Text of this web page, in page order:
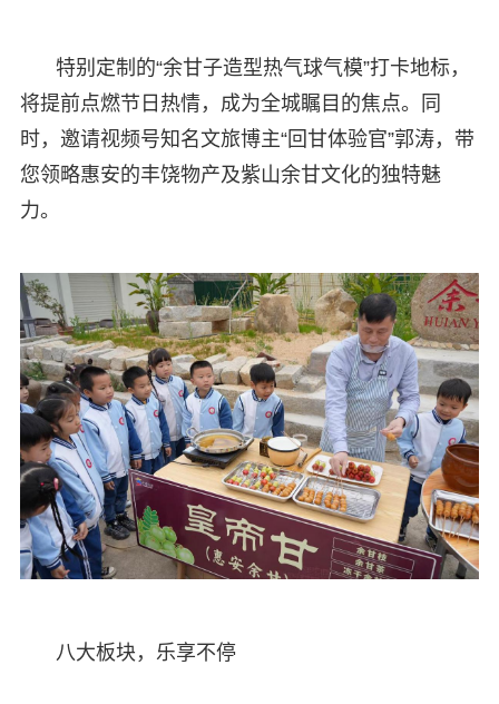
特别定制的“余甘子造型热气球气模”打卡地标，
将提前点燃节日热情，成为全城瞩目的焦点。同
时，邀请视频号知名文旅博主“回甘体验官”郭涛，带
您领略惠安的丰饶物产及紫山余甘文化的独特魅
力。
八大板块，乐享不停